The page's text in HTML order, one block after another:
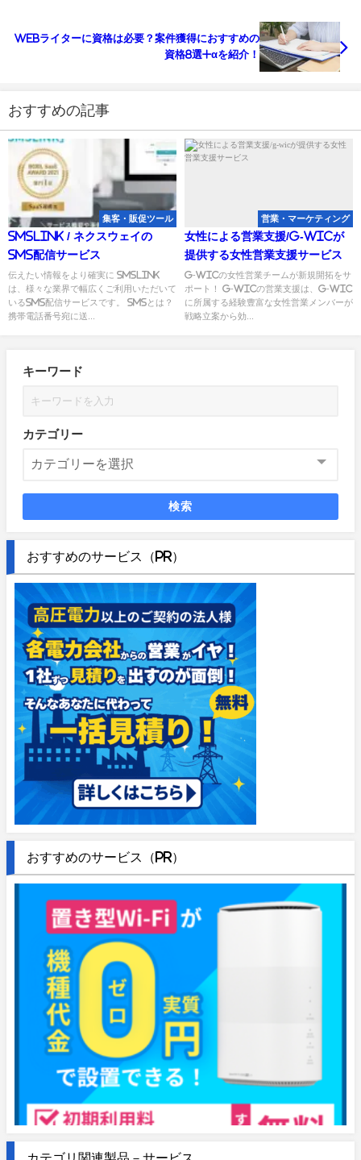
Webライターに資格は必要？案件獲得におすすめの
資格8選+αを紹介！
おすすめの記事
集客・販促ツール
SMSLINK / ネクスウェイの
SMS配信サービス
伝えたい情報をより確実に SMSLINK
は、様々な業界で幅広くご利用いただいて
いるSMS配信サービスです。 SMSとは？
携帯電話番号宛に送...
営業・マーケティング
女性による営業支援/g-wicが
提供する女性営業支援サービス
g-wicの女性営業チームが新規開拓をサ
ポート！ g-wicの営業支援は、g-wic
に所属する経験豊富な女性営業メンバーが
戦略立案から効...
キーワード
カテゴリー
検索
おすすめのサービス（PR）
おすすめのサービス（PR）
カテゴリ関連製品－サービス